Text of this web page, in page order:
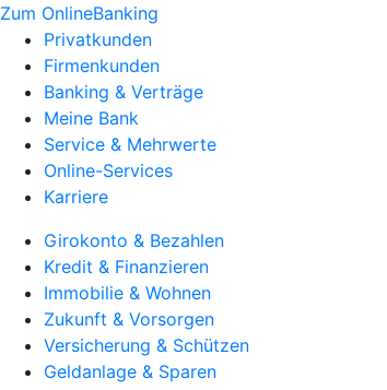
Zum OnlineBanking
Privatkunden
Firmenkunden
Banking & Verträge
Meine Bank
Service & Mehrwerte
Online-Services
Karriere
Girokonto & Bezahlen
Kredit & Finanzieren
Immobilie & Wohnen
Zukunft & Vorsorgen
Versicherung & Schützen
Geldanlage & Sparen